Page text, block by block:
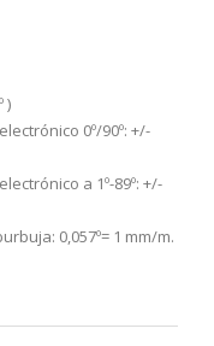
)
0º/90º: +/-
a 1º-89º: +/-
0,057º= 1 mm/m.